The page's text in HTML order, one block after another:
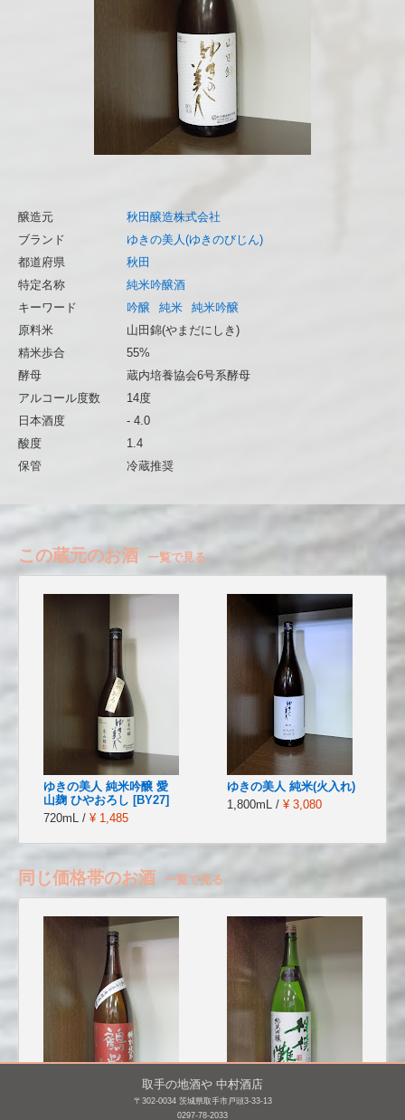
醸造元
秋田醸造株式会社
ブランド
ゆきの美人(ゆきのびじん)
都道府県
秋田
特定名称
純米吟醸酒
キーワード
吟醸 純米
純米吟醸
原料米
山田錦(やまだにしき)
精米歩合
55%
酵母
蔵内培養協会6号系酵母
アルコール度数
14度
日本酒度
- 4.0
酸度
1.4
保管
冷蔵推奨
この蔵元のお酒 一覧で見る
ゆきの美人 純米吟醸 愛
山麹 ひやおろし [BY27]
720mL / ¥ 1,485
ゆきの美人 純米(火入れ)
1,800mL / ¥ 3,080
同じ価格帯のお酒 一覧で見る
鶴齢 特別純米 越淡麗
相模灘 純米吟醸 美山錦
取手の地酒や 中村酒店
〒302-0034 茨城県取手市戸頭3-33-13
0297-78-2033